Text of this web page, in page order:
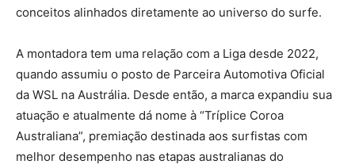
conceitos alinhados diretamente ao universo do surfe.
A montadora tem uma relação com a Liga desde 2022,
quando assumiu o posto de Parceira Automotiva Oficial
da WSL na Austrália. Desde então, a marca expandiu sua
atuação e atualmente dá nome à “Tríplice Coroa
Australiana”, premiação destinada aos surfistas com
melhor desempenho nas etapas australianas do